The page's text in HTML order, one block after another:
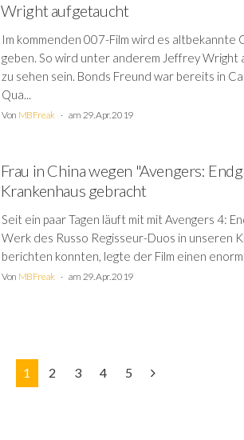
Wright aufgetaucht
Im kommenden 007-Film wird es altbekannte
geben. So wird unter anderem Jeffrey Wright
zu sehen sein. Bonds Freund war bereits in
Qua...
Von MBFreak am 29. Apr. 2019
Frau in China wegen "Avengers:
Krankenhaus gebracht
Seit ein paar Tagen läuft mit mit Avengers 4:
Werk des Russo Regisseur-Duos in unseren
berichten konnten, legte der Film einen
Von MBFreak am 29. Apr. 2019
1 2 3 4 5